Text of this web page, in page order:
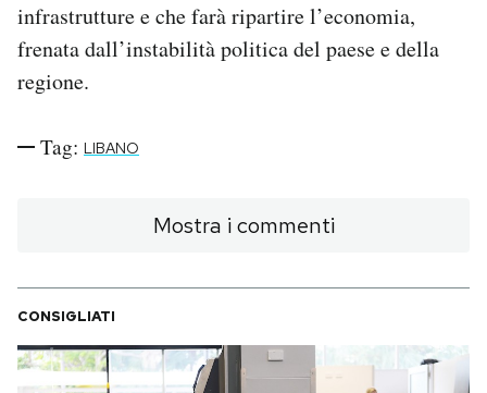
infrastrutture e che farà ripartire l’economia,
frenata dall’instabilità politica del paese e della
regione.
Tag: LIBANO
Mostra i commenti
CONSIGLIATI